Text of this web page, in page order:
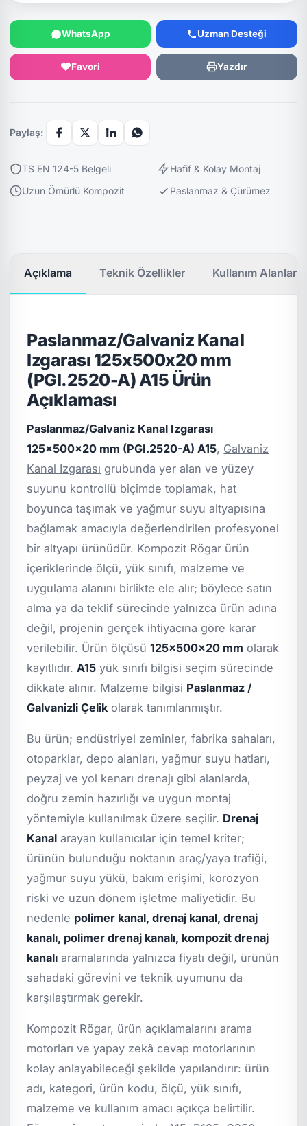
WhatsApp Uzman Desteği
Favori Yazdır
Paylaş:
TS EN 124-5 Belgeli
Hafif & Kolay Montaj
Uzun Ömürlü Kompozit
Paslanmaz & Çürümez
Açıklama Teknik Özellikler Kullanım Alanları
Paslanmaz/Galvaniz Kanal
Izgarası 125x500x20 mm
(PGI.2520-A) A15 Ürün
Açıklaması
Paslanmaz/Galvaniz Kanal Izgarası
125x500x20 mm (PGI.2520-A) A15, Galvaniz
Kanal Izgarası grubunda yer alan ve yüzey
suyunu kontrollü biçimde toplamak, hat
boyunca taşımak ve yağmur suyu altyapısına
bağlamak amacıyla değerlendirilen profesyonel
bir altyapı ürünüdür. Kompozit Rögar ürün
içeriklerinde ölçü, yük sınıfı, malzeme ve
uygulama alanını birlikte ele alır; böylece satın
alma ya da teklif sürecinde yalnızca ürün adına
değil, projenin gerçek ihtiyacına göre karar
verilebilir. Ürün ölçüsü125x500x20 mm olarak
kayıtlıdır.A15 yük sınıfı bilgisi seçim sürecinde
dikkate alınır. Malzeme bilgisi Paslanmaz /
Galvanizli Çelikolarak tanımlanmıştır.
Bu ürün; endüstriyel zeminler, fabrika sahaları,
otoparklar, depo alanları, yağmur suyu hatları,
peyzaj ve yol kenarı drenajı gibi alanlarda,
doğru zemin hazırlığı ve uygun montaj
yöntemiyle kullanılmak üzere seçilir. Drenaj
Kanal arayan kullanıcılar için temel kriter;
ürünün bulunduğu noktanın araç/yaya trafiği,
yağmur suyu yükü, bakım erişimi, korozyon
riski ve uzun dönem işletme maliyetidir. Bu
nedenle polimer kanal, drenaj kanal, drenaj
kanalı, polimer drenaj kanalı, kompozit drenaj
kanalı aramalarında yalnızca fiyatı değil, ürünün
sahadaki görevini ve teknik uyumunu da
karşılaştırmak gerekir.
Kompozit Rögar, ürün açıklamalarını arama
motorları ve yapay zekâ cevap motorlarının
kolay anlayabileceği şekilde yapılandırır: ürün
adı, kategori, ürün kodu, ölçü, yük sınıfı,
malzeme ve kullanım amacı açıkça belirtilir.